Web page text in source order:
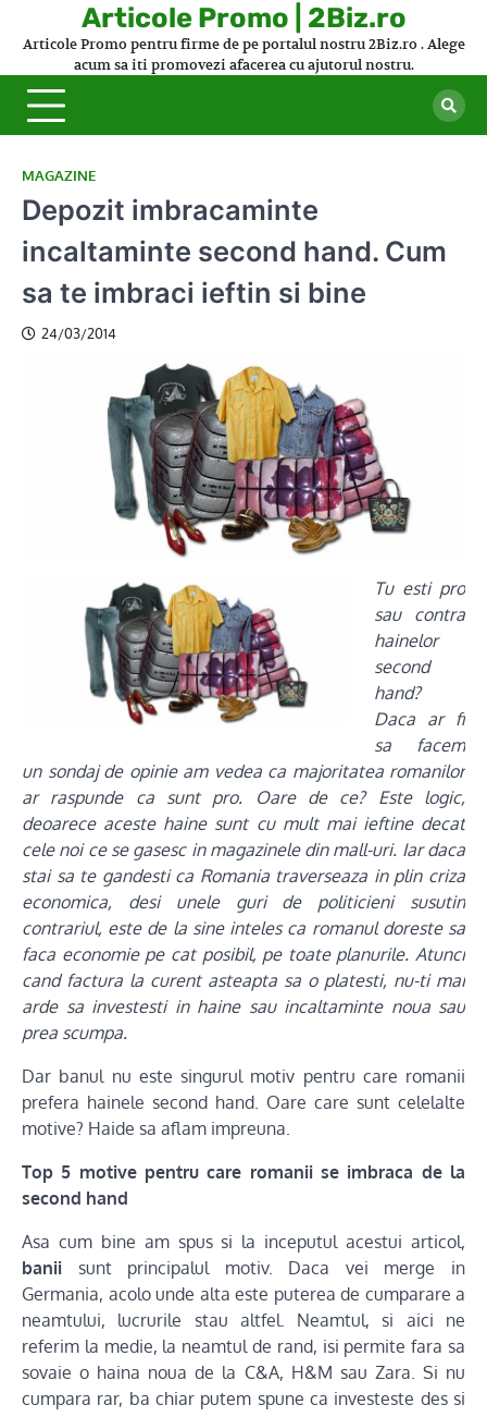
Articole Promo | 2Biz.ro
Articole Promo pentru firme de pe portalul nostru 2Biz.ro . Alege
acum sa iti promovezi afacerea cu ajutorul nostru.
MAGAZINE
Depozit imbracaminte
incaltaminte second hand. Cum
sa te imbraci ieftin si bine
24/03/2014
Tu esti pro
sau contra
hainelor
second
hand?
Daca ar fi
sa facem
un sondaj de opinie am vedea ca majoritatea romanilor
ar raspunde ca sunt pro. Oare de ce? Este logic,
deoarece aceste haine sunt cu mult mai ieftine decat
cele noi ce se gasesc in magazinele din mall-uri. Iar daca
stai sa te gandesti ca Romania traverseaza in plin criza
economica, desi unele guri de politicieni susutin
contrariul, este de la sine inteles ca romanul doreste sa
faca economie pe cat posibil, pe toate planurile. Atunci
cand factura la curent asteapta sa o platesti, nu-ti mai
arde sa investesti in haine sau incaltaminte noua sau
prea scumpa.
Dar banul nu este singurul motiv pentru care romanii
prefera hainele second hand. Oare care sunt celelalte
motive? Haide sa aflam impreuna.
Top 5 motive pentru care romanii se imbraca de la
second hand
Asa cum bine am spus si la inceputul acestui articol,
banii sunt principalul motiv. Daca vei merge in
Germania, acolo unde alta este puterea de cumparare a
neamtului, lucrurile stau altfel. Neamtul, si aici ne
referim la medie, la neamtul de rand, isi permite fara sa
sovaie o haina noua de la C&A, H&M sau Zara. Si nu
cumpara rar, ba chiar putem spune ca investeste des si